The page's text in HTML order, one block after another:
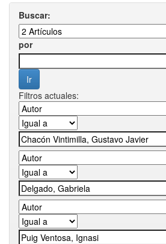
Buscar:
por
Filtros actuales: